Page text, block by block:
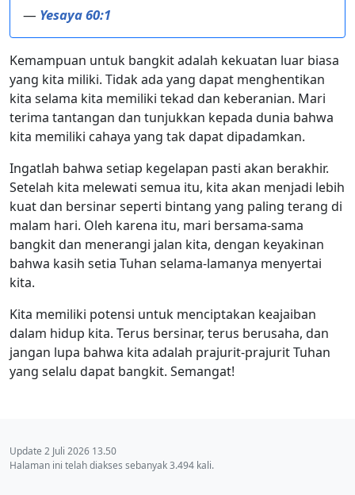
— Yesaya 60:1
Kemampuan untuk bangkit adalah kekuatan luar biasa
yang kita miliki. Tidak ada yang dapat menghentikan
kita selama kita memiliki tekad dan keberanian. Mari
terima tantangan dan tunjukkan kepada dunia bahwa
kita memiliki cahaya yang tak dapat dipadamkan.
Ingatlah bahwa setiap kegelapan pasti akan berakhir.
Setelah kita melewati semua itu, kita akan menjadi lebih
kuat dan bersinar seperti bintang yang paling terang di
malam hari. Oleh karena itu, mari bersama-sama
bangkit dan menerangi jalan kita, dengan keyakinan
bahwa kasih setia Tuhan selama-lamanya menyertai
kita.
Kita memiliki potensi untuk menciptakan keajaiban
dalam hidup kita. Terus bersinar, terus berusaha, dan
jangan lupa bahwa kita adalah prajurit-prajurit Tuhan
yang selalu dapat bangkit. Semangat!
Update 2 Juli 2026 13.50
Halaman ini telah diakses sebanyak 3.494 kali.